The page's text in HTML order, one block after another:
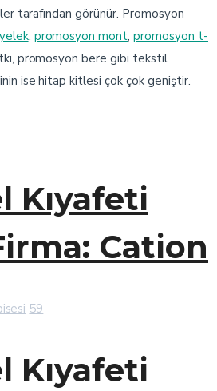
tarafından görünür. Promosyon
, promosyon mont,promosyon t-
promosyon bere gibi tekstil
ise hitap kitlesi çok çok geniştir.
Kıyafeti
Cation
59
Kıyafeti